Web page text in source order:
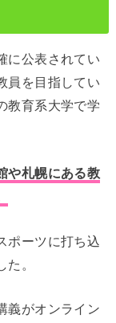
に公表されてい
員を目指してい
教育系大学で学
や札幌にある教
ポーツに打ち込
。
義がオンライン